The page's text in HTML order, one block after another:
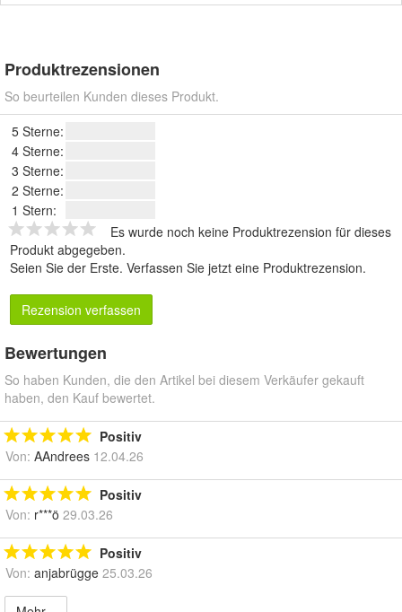
Produktrezensionen
So beurteilen Kunden dieses Produkt.
5 Sterne:
4 Sterne:
3 Sterne:
2 Sterne:
1 Stern:
Es wurde noch keine Produktrezension für dieses
Produkt abgegeben.
Seien Sie der Erste. Verfassen Sie jetzt eine Produktrezension.
Rezension verfassen
Bewertungen
So haben Kunden, die den Artikel bei diesem Verkäufer gekauft
haben, den Kauf bewertet.
Positiv
Von: AAndrees 12.04.26
Positiv
Von: r***ö 29.03.26
Positiv
Von: anjabrügge 25.03.26